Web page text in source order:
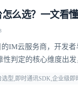
么选？一文看
IM云服务商，开发
性判定的核心维度出
型,即时通讯SDK,企业级